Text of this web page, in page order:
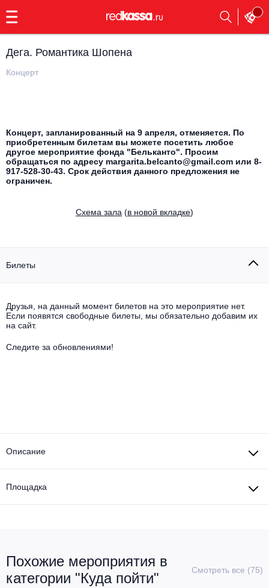
Как купить
23:00
Заказать
обратный
Электронная музыка
Rap, hip-hop, RnB
Альтернатива
Рок
Все события
Комедия
Творческий вечер
Спектакль
Другое для детей
Детский концерт
Детский спектакль
Дега. Романтика Шопена
Концерт
Концерт, запланированный на 9 апреля, отменяется. По
приобретенным билетам вы можете посетить любое
другое мероприятие фонда "Бельканто". Просим
обращаться по адресу margarita.belcanto@gmail.com или 8-
917-528-30-43. Срок действия данного предложения не
ограничен.
Cхема зала (в новой вкладке)
Билеты
Друзья, на данный момент билетов на это мероприятие нет.
Если появятся свободные билеты, мы обязательно добавим их
на сайт.
Следите за обновлениями!
Описание
Площадка
Похожие мероприятия в
категории "Куда пойти"
Смотреть все (75)